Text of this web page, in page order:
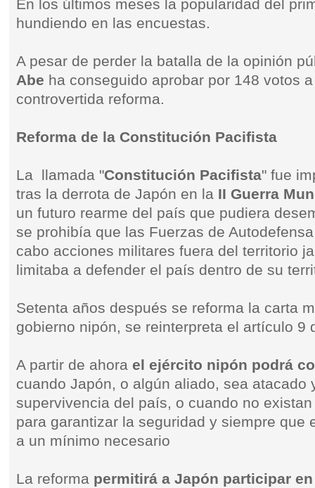
En los últimos meses la popularidad del
hundiendo en las encuestas.
A pesar de perder la batalla de la opinión
Abe ha conseguido aprobar por 148 votos
controvertida reforma.
Reforma de la Constitución Pacifista
La llamada "Constitución Pacifista" fue
tras la derrota de Japón en la II Guerra
un futuro rearme del país que pudiera
se prohibía que las Fuerzas de
cabo acciones militares fuera del territorio
limitaba a defender el país dentro de su
Setenta años después se reforma la carta
gobierno nipón, se reinterpreta el artículo 9
A partir de ahora el ejército nipón podrá
cuando Japón, o algún aliado, sea atacado
supervivencia del país, o cuando no
para garantizar la seguridad y siempre que
a un mínimo necesario
La reforma permitirá a Japón participar